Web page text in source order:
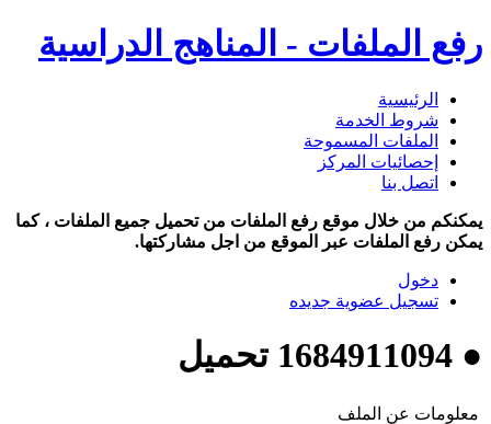
رفع الملفات - المناهج الدراسية
الرئيسية
شروط الخدمة
الملفات المسموحة
إحصائيات المركز
اتصل بنا
يمكنكم من خلال موقع رفع الملفات من تحميل جميع الملفات ، كما
يمكن رفع الملفات عبر الموقع من اجل مشاركتها.
دخول
تسجيل عضوية جديده
● 1684911094 تحميل
معلومات عن الملف